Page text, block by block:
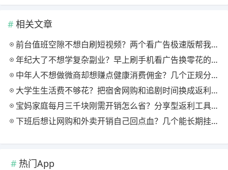
相关文章
前台值班空隙不想白刷短视频？两个看广告极速版帮我月回血三百块
年纪大了不想学复杂副业？早上刷手机看广告换零花的两个极速版用法
中年人不想做微商却想赚点健康消费佣金？几个正规分享式返利平台排位
大学生生活费不够花？把宿舍网购和追剧时间换成返利零钱的方法
宝妈家庭每月三千块刚需开销怎么省？分享型返利工具这样搭最舒服
下班后想让网购和外卖开销自己回点血？几个能长期挂机的返利入口实测
热门App